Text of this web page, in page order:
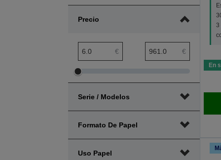
Precio
€ €
Ajustar
rango
mínimo
de
Ajustar
rango
máximo
de
Serie / Modelos
Formato De Papel
Uso Papel
3
En